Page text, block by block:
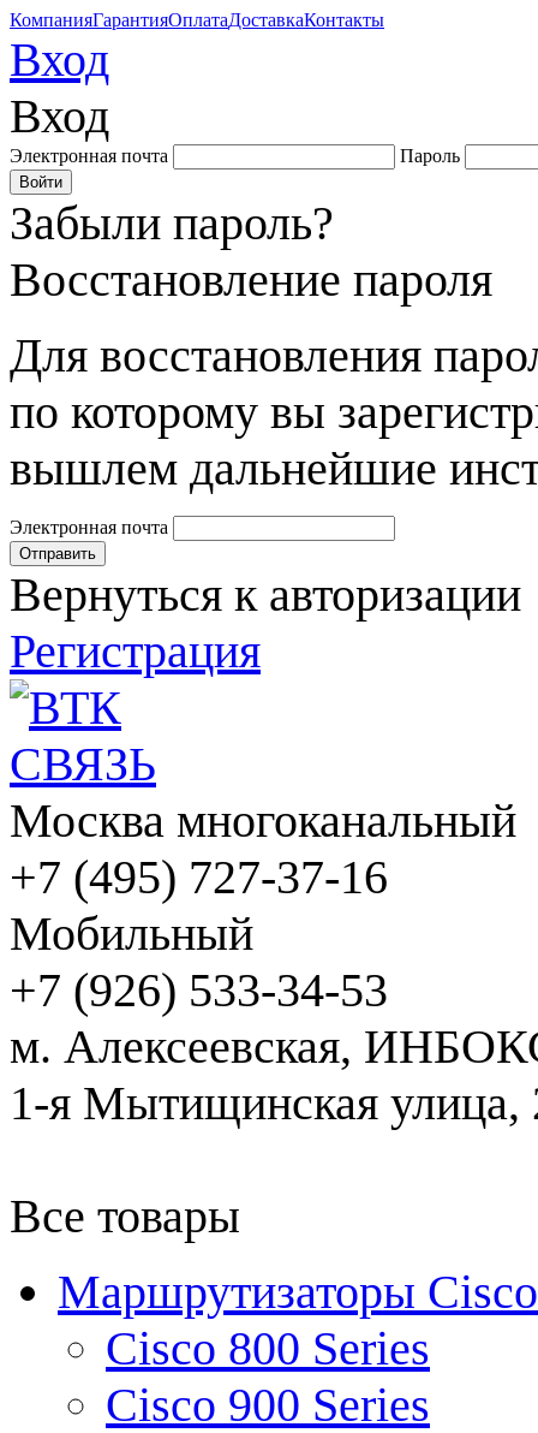
КомпанияГарантияОплатаДоставкаКонтакты
Вход
Вход
Электронная почта Пароль
Забыли пароль?
Восстановление пароля
Для восстановления
по которому вы
вышлем дальнейшие
Электронная почта
Вернуться к авторизации
Регистрация
Москва многоканальный
+7 (495) 727-37-16
Мобильный
+7 (926) 533-34-53
м. Алексеевская,
1-я Мытищинская улица,
Все товары
Маршрутизаторы Cisco
Cisco 800 Series
Cisco 900 Series